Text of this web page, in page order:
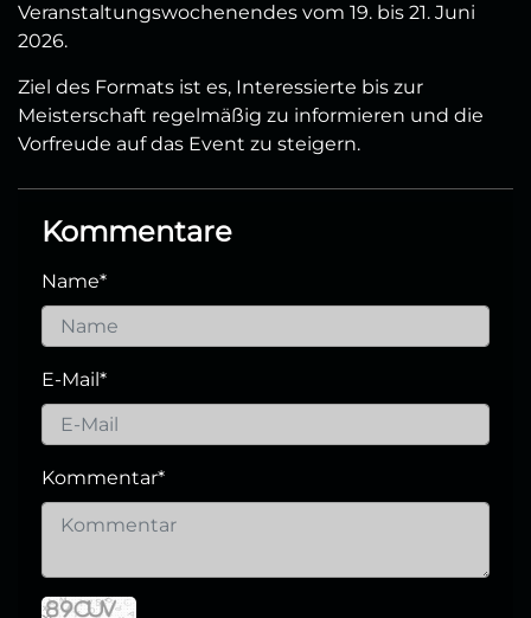
Veranstaltungswochenendes vom 19. bis 21. Juni
2026.
Ziel des Formats ist es, Interessierte bis zur
Meisterschaft regelmäßig zu informieren und die
Vorfreude auf das Event zu steigern.
Kommentare
Name*
E-Mail *
Kommentar*